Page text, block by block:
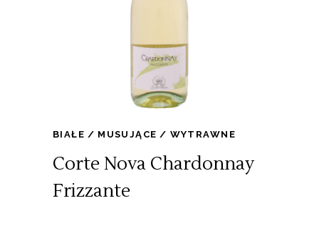
BIAŁE MUSUJĄCE WYTRAWNE
Corte Nova Chardonnay
Frizzante